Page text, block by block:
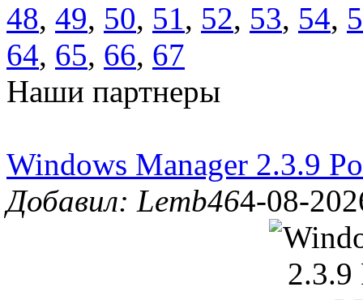
48, 49, 50, 51, 52, 53, 54,
64, 65, 66, 67
Наши партнеры
Windows Manager 2.3.9
Добавил: Lemb464-08-